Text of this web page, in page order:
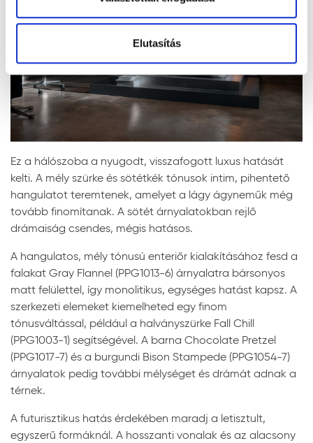
Elutasítás
Ez a hálószoba a nyugodt, visszafogott luxus hatását
kelti. A mély szürke és sötétkék tónusok intim, pihentető
hangulatot teremtenek, amelyet a lágy ágyneműk még
tovább finomítanak. A sötét árnyalatokban rejlő
drámaiság csendes, mégis hatásos.
A hangulatos, mély tónusú enteriőr kialakításához fesd a
falakat Gray Flannel (PPG1013-6) árnyalatra bársonyos
matt felülettel, így monolitikus, egységes hatást kapsz. A
szerkezeti elemeket kiemelheted egy finom
tónusváltással, például a halványszürke Fall Chill
(PPG1003-1) segítségével. A barna Chocolate Pretzel
(PPG1017-7) és a burgundi Bison Stampede (PPG1054-7)
árnyalatok pedig további mélységet és drámát adnak a
térnek.
A futurisztikus hatás érdekében maradj a letisztult,
egyszerű formáknál. A hosszanti vonalak és az alacsony